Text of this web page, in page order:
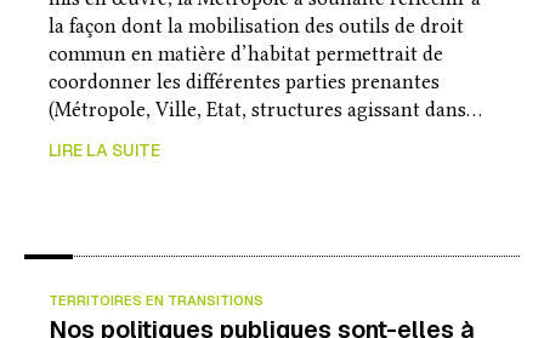
la façon dont la mobilisation des outils de droit
commun en matière d’habitat permettrait de
coordonner les différentes parties prenantes
(Métropole, Ville, Etat, structures agissant dans…
LIRE LA SUITE
TERRITOIRES EN TRANSITIONS
Nos politiques publiques sont-elles à